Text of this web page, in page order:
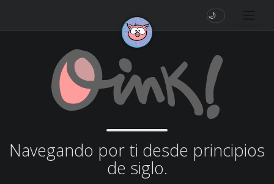
🌙
Navegando por ti desde principios
de siglo.